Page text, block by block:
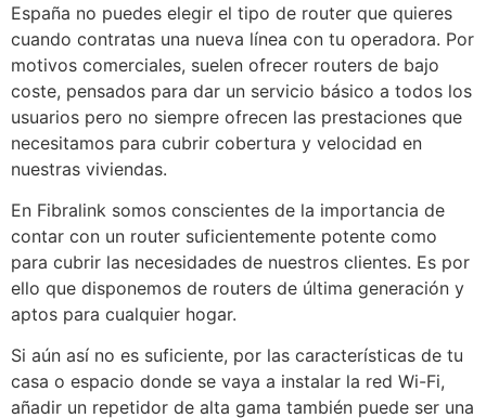
España no puedes elegir el tipo de router que quieres
cuando contratas una nueva línea con tu operadora. Por
motivos comerciales, suelen ofrecer routers de bajo
coste, pensados para dar un servicio básico a todos los
usuarios pero no siempre ofrecen las prestaciones que
necesitamos para cubrir cobertura y velocidad en
nuestras viviendas.
En Fibralink somos conscientes de la importancia de
contar con un router suficientemente potente como
para cubrir las necesidades de nuestros clientes. Es por
ello que disponemos de routers de última generación y
aptos para cualquier hogar.
Si aún así no es suficiente, por las características de tu
casa o espacio donde se vaya a instalar la red Wi-Fi,
añadir un repetidor de alta gama también puede ser una